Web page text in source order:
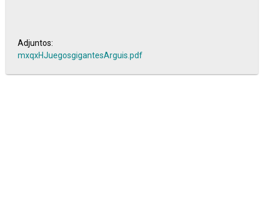
Adjuntos:
mxqxHJuegosgigantesArguis.pdf